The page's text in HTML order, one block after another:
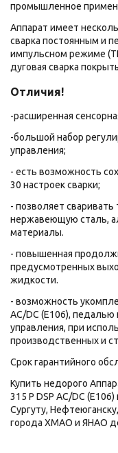
промышленное
Аппарат имеет
сварка постоянным и
импульсном режиме
дуговая сварка
Отличия!
-расширенная
-большой набор
управления;
- есть возможность
30 настроек сварки;
- позволяет
нержавеющую сталь,
материалы.
- повышенная
предусмотренных
жидкости.
- возможность
AC/DC (E106),
управления, при
производственных и
Срок гарантийного
Купить недорого
315 P DSP AC/DC
Сургуту,
города ХМАО и ЯНАО